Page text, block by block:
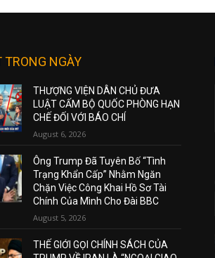
NGÀY
THƯỢNG VIỆN DÂN CHỦ ĐƯA
LUẬT CẤM BỘ QUỐC PHÒNG HẠN
CHẾ ĐỐI VỚI BÁO CHÍ
August 6, 2026
Ông Trump Đã Tuyên Bố “Tình
Trạng Khẩn Cấp” Nhằm Ngăn
Chặn Việc Công Khai Hồ Sơ Tài
Chính Của Mình Cho Đài BBC
August 5, 2026
THẾ GIỚI GỌI CHÍNH SÁCH CỦA